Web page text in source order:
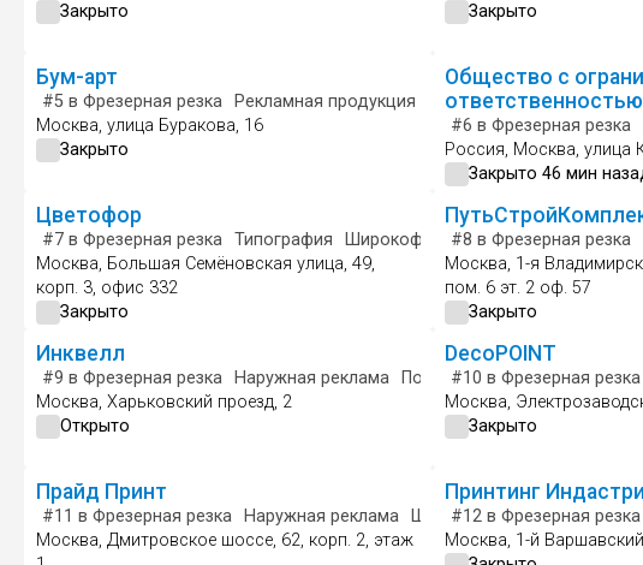
Закрыто
Закрыто
Бум-арт
#5 в Фрезерная резка Рекламная продукция
Широкоформатная печать
Москва, улица Буракова, 16
Закрыто
Общество с
#6 в Фрезерная резка
Россия, Москва, улица
Закрыто 46 мин
Цветофор
#7 в Фрезерная резка Типография
Широкоформатная печать
Москва, Большая Семёновская улица, 49,
корп. 3, офис 332
Закрыто
#8 в Фрезерная резка
Москва, 1-я
пом. 6 эт. 2 оф. 57
Закрыто
Инквелл
#9 в Фрезерная резка Наружная реклама
Полиграфические услуги
Москва, Харьковский проезд, 2
Открыто
DecoPOINT
#10 в Фрезерная резка
Москва,
Закрыто
Прайд Принт
#11 в Фрезерная резка Наружная реклама
Широкоформатная печать
Москва, Дмитровское шоссе, 62, корп. 2, этаж
Принтинг
#12 в Фрезерная резка
Москва, 1-й